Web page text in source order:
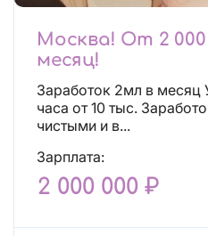
Москва! От 2 000
месяц!
Заработок 2мл в месяц Условия: Стоимость
часа от 10 тыс. Заработок в день от 40 тыс
чистыми и в...
Зарплата:
2 000 000 ₽